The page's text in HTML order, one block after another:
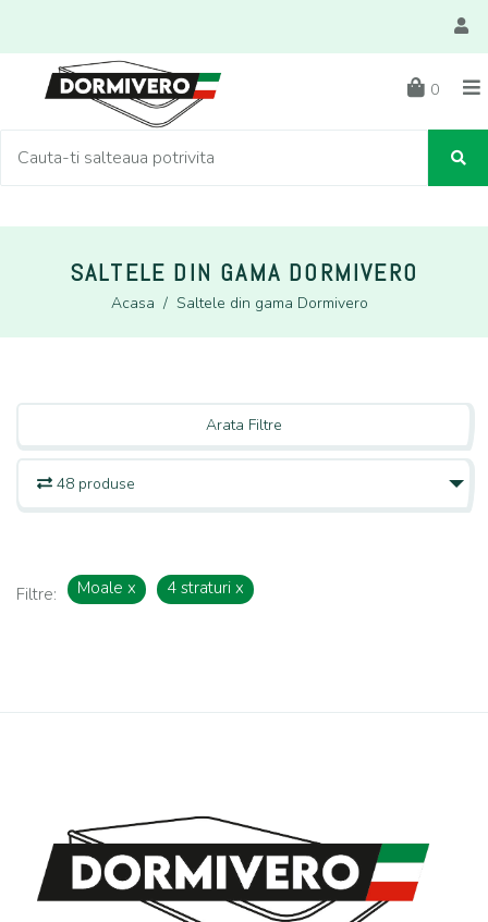
0
SALTELE DIN GAMA DORMIVERO
Acasa / Saltele din gama Dormivero
Arata Filtre
48 produse
Filtre: Moale x 4 straturi x